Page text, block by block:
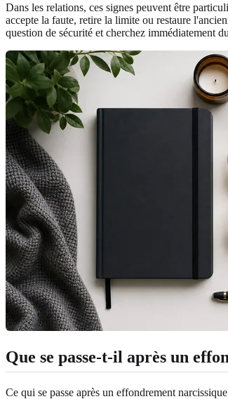
Dans les relations, ces signes peuvent être
accepte la faute, retire la limite ou restaure
question de sécurité et cherchez immédiatement
Que se passe-t-il après un
Ce qui se passe après un effondrement